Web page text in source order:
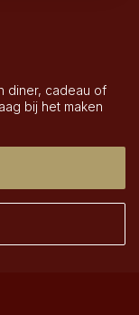
diner, cadeau of
bij het maken